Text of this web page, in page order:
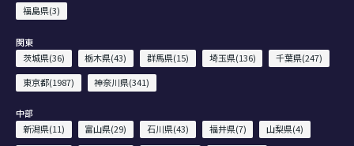
福島県(3)
関東
茨城県(36)
栃木県(43) 群馬県(15) 埼玉県(136)
千葉県(247)
東京都(1987)
神奈川県(341)
中部
新潟県(11)
富山県(29) 石川県(43) 福井県(7)
山梨県(4)